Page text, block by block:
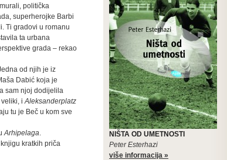
politička
superherojke Barbi
Ti gradovi u romanu
ta urbana
grada – rekao
od njih je iz
Dabić koja je
sam njoj dodijelila
veliki, iAleksanderplatz
tu je Beč u kom sve
Arhipelaga.
kratkih priča
NIŠTA OD UMETNOSTI
Peter Esterhazi
više informacija »